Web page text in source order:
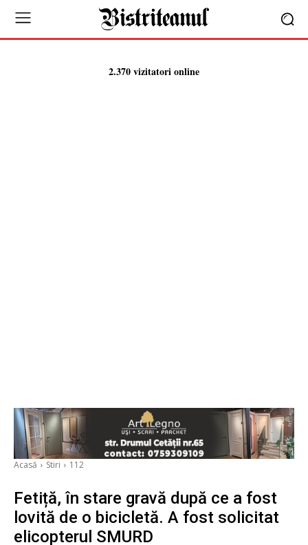
2.370 vizitatori online
Acasă Stiri 112
Fetiță, în stare gravă după ce a fost
lovită de o bicicletă. A fost solicitat
elicopterul SMURD